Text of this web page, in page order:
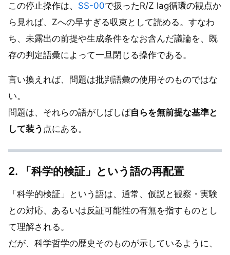
この停止操作は、 SS-00で扱ったR/Z lag循環の観点か
ら見れば、Zへの早すぎる収束として読める。すなわ
ち、未露出の前提や生成条件をなお含んだ議論を、既
存の判定語彙によって一旦閉じる操作である。
言い換えれば、問題は批判語彙の使用そのものではな
い。
問題は、それらの語がしばしば自らを無前提な基準と
して装う 点にある。
2. 「科学的検証」という語の再配置
「科学的検証」という語は、通常、仮説と観察・実験
との対応、あるいは反証可能性の有無を指すものとし
て理解される。
だが、科学哲学の歴史そのものが示しているように、